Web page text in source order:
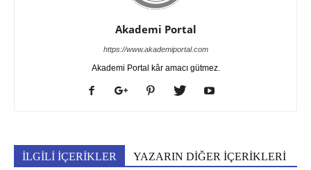
Akademi Portal
https://www.akademiportal.com
Akademi Portal kâr amacı gütmez.
İLGİLİ İÇERİKLER YAZARIN DİĞER İÇERİKLERİ